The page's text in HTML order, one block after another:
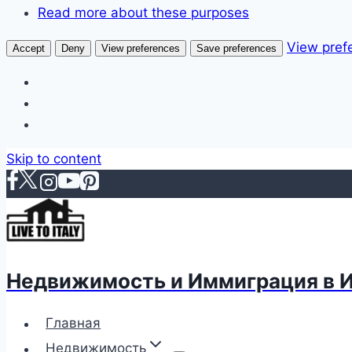
Read more about these purposes
Accept Deny View preferences Save preferences View
Skip to content
Недвижимость и Иммиграция в
Главная
Недвижимость